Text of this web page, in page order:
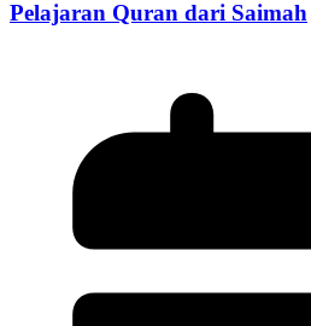
Pelajaran Quran dari Saimah